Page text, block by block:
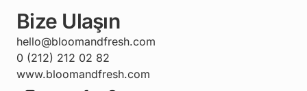
Bize Ulaşın
hello@bloomandfresh.com
0 (212) 212 02 82
www.bloomandfresh.com